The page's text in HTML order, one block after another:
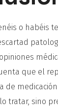
o habéis
que el
de
tratar, sino